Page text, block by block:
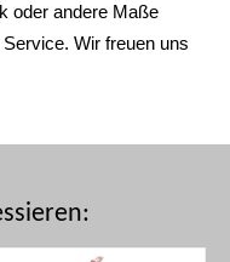
oder andere Maße
Wir freuen uns